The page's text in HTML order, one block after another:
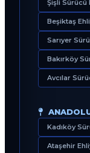
Şişli Sürücü
Beşiktaş
Sarıyer
Bakırköy
Avcılar
Kadıköy
Ataşehir